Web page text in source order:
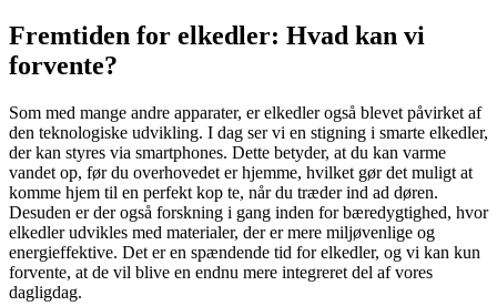
Fremtiden for elkedler: Hvad kan vi
forvente?
Som med mange andre apparater, er elkedler også blevet påvirket af
den teknologiske udvikling. I dag ser vi en stigning i smarte elkedler,
der kan styres via smartphones. Dette betyder, at du kan varme
vandet op, før du overhovedet er hjemme, hvilket gør det muligt at
komme hjem til en perfekt kop te, når du træder ind ad døren.
Desuden er der også forskning i gang inden for bæredygtighed, hvor
elkedler udvikles med materialer, der er mere miljøvenlige og
energieffektive. Det er en spændende tid for elkedler, og vi kan kun
forvente, at de vil blive en endnu mere integreret del af vores
dagligdag.